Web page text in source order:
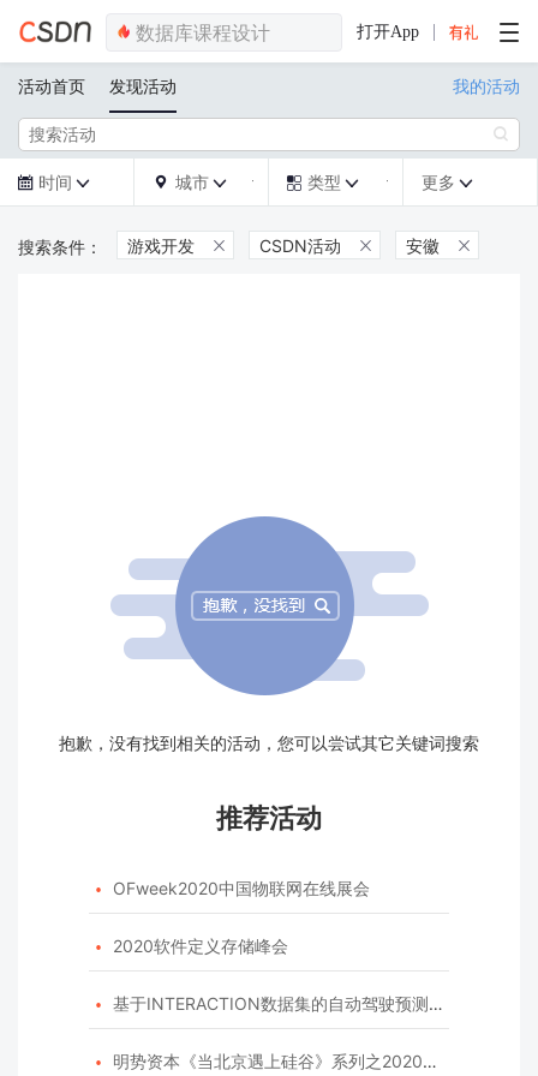
打开App
活动首页 发现活动 我的活动

 时间   城市   类型  更多 
游戏开发  CSDN活动  安徽 
抱歉，没有找到相关的活动，您可以尝试其它关键词搜索
推荐活动
 OFweek2020中国物联网在线展会
 2020软件定义存储峰会
 基于INTERACTION数据集的自动驾驶预测模型挑战赛
 明势资本《当北京遇上硅谷》系列之2020年度开源峰会